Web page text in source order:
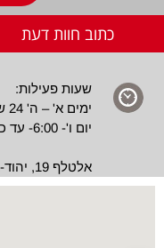
כתוב חוות דעת
שעות פעילות:
ימים א' – ה' 24 שעות ביממה
יום ו'- 6:00- עד כניסת שבת
אלטלף 19, יהוד-מונוסון